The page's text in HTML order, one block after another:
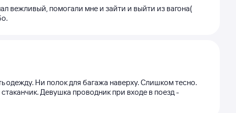
вежливый, помогали мне и зайти и выйти из вагона(
одежду. Ни полок для багажа наверху. Слишком тесно.
Девушка проводник при входе в поезд -